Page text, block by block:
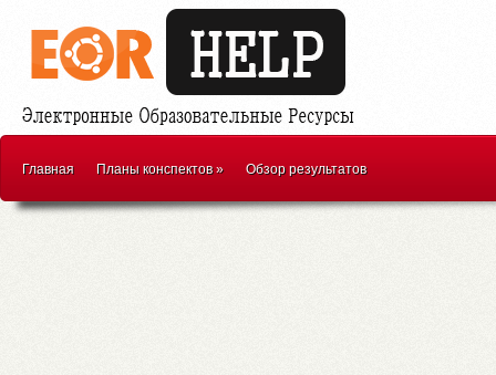
Главная Планы конспектов» Обзор результатов